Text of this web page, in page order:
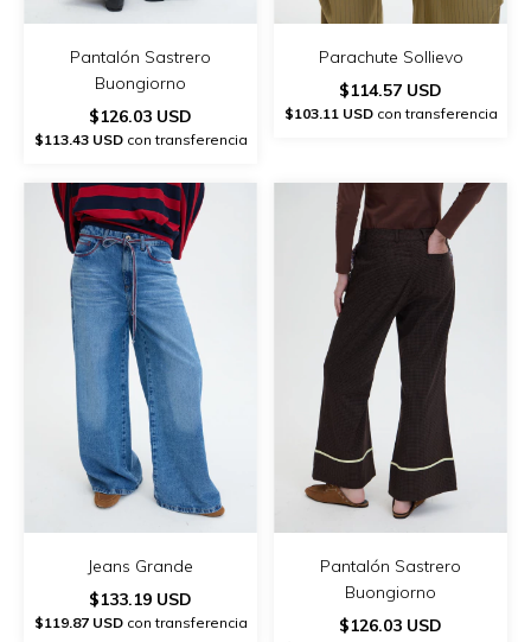
Pantalón Sastrero
Buongiorno
$126.03 USD
$113.43 USDcon transferencia
Parachute Sollievo
$114.57 USD
$103.11 USDcon transferencia
Jeans Grande
$133.19 USD
$119.87 USDcon transferencia
Pantalón Sastrero
Buongiorno
$126.03 USD